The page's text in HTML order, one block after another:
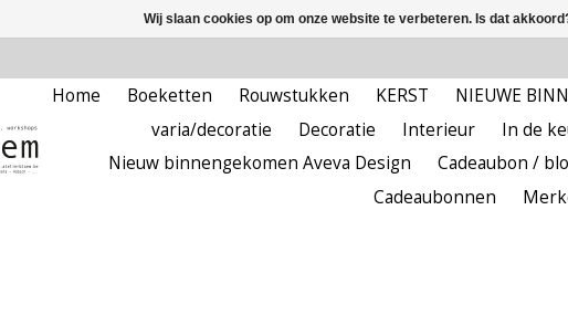
Home Boeketten Rouwstukken KERST NIEUWE
varia/decoratie
Decoratie Interieur In de
Nieuw binnengekomen Aveva Design
Cadeaubon /
Cadeaubonnen
Wij slaan cookies op om onze website te verbeteren. Is dat